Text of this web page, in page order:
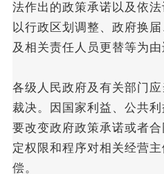
法作出的政策承诺以及依
以行政区划调整、政府换
及相关责任人员更替等为由
各级人民政府及有关部门
裁决。因国家利益、公共
要改变政府政策承诺或者
定权限和程序对相关经营
偿。